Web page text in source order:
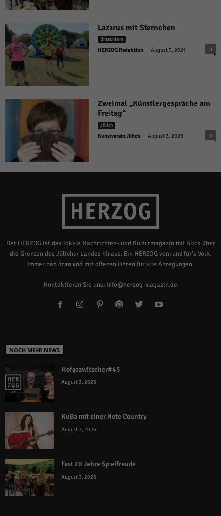
Lazarus mit Sternchen
Brauchtum
HERZOG Redaktion - August 3, 2026 0
Zweimal „Künstlergespräche am
Freitag“
Jülich
Kunstverein Jülich - August 3, 2026 0
Der HERZOG ist das lokale Nachrichten- und Kulturmagazin mit Blick über
die Grenzen des Jülicher Landes hinaus. Ein HERZOG vom und für's Volk.
Immer nah dran und mit offenen Ohren für alle Anregungen.
Kontaktieren Sie uns: info@herzog-magazin.de
NOCH MEHR NEWS
Hofgezwitscher#45
August 3, 2026
KuBa mit einer Note Country
August 3, 2026
Fast 20 Jahre Spielfreude
August 3, 2026